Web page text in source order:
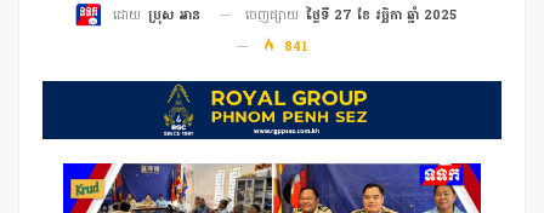
ដោយ ប្រុស អាន ចេញផ្សាយ ថ្ងៃទី 27 ខែ វច្ឆិកា ឆ្នាំ 2025
841